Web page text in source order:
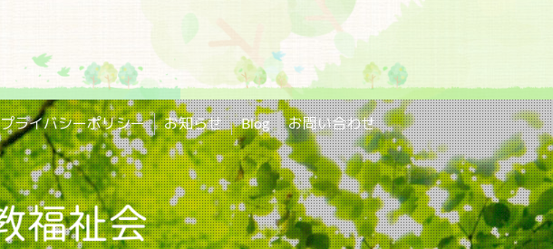
プライバシーポリシー お知らせ Blog お問い合わせ